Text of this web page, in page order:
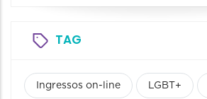
TAG
Ingressos on-line LGBT+